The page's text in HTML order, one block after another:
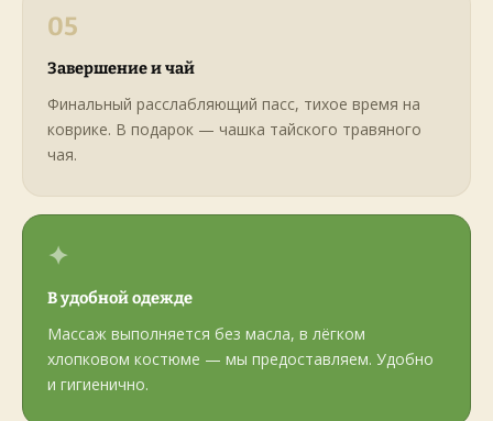
05
Завершение и чай
Финальный расслабляющий пасс, тихое время на
коврике. В подарок — чашка тайского травяного
чая.
✦
В удобной одежде
Массаж выполняется без масла, в лёгком
хлопковом костюме — мы предоставляем. Удобно
и гигиенично.